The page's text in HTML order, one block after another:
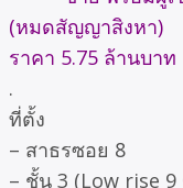
(หมดสัญญาสิงหา)
ราคา 5.75 ล้านบาท
.
ที่ตั้ง
– สาธรซอย 8
– ชั้น 3 (Low rise